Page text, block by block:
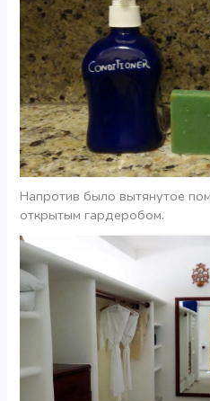
Напротив было вытянутое
открытым гардеробом.